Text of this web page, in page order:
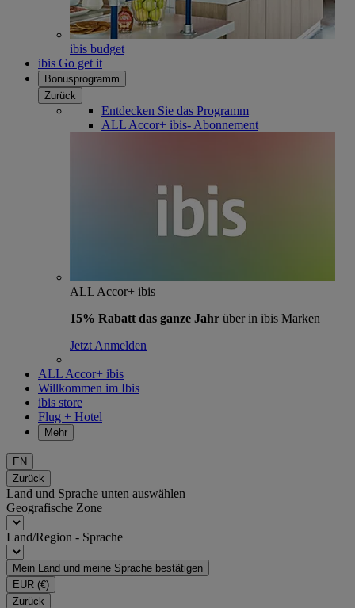
ibis budget
ibis Go get it
Bonusprogramm
Zurück
Entdecken Sie das Programm
ALL Accor+ ibis- Abonnement
ALL Accor+ ibis
15% Rabatt das ganze Jahr über in ibis Marken
Jetzt Anmelden
ALL Accor+ ibis
Willkommen im Ibis
ibis store
Flug + Hotel
Mehr
EN
Zurück
Land und Sprache unten auswählen
Geografische Zone
Land/Region - Sprache
Mein Land und meine Sprache bestätigen
EUR (€)
Zurück